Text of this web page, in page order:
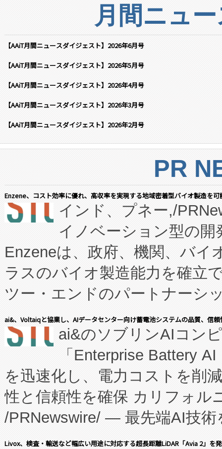
月間ニュ
【AAiT月間ニュースダイジェスト】2026年6月号
【AAiT月間ニュースダイジェスト】2026年5月号
【AAiT月間ニュースダイジェスト】2026年4月号
【AAiT月間ニュースダイジェスト】2026年3月号
【AAiT月間ニュースダイジェスト】2026年2月号
PR
Enzene、コスト効率に優れ、高収率を実現する地域密着型バイオ製造を
インド、プネー,/
イノベーション型の
Enzeneは、政府、機関、バイ
ラスのバイオ製造能力を確立
ツー・エンドのパートナーシ
表しました。 同社の実績ある
manufacturing™ (FCCM™) プ
たNeXは、バイオ医薬品製造
従来のフェッドバッチ施設の
に、患者やサプライチェーン
キー方式で拡張性が高く、持
す。FCCM‑を活用した現地生
ai&、Voltaiqと協業し、AIデータセンター向け蓄電池システムの品質、信
ai&のソブリンAIコン
「Enterprise Battery
を迅速化し、電力コストを削
性と信頼性を確保 カリフォル
/PRNewswire/ — 最先端AI技術
会社エーアイ・アンド：本社
Livox、検査・輸送など幅広い用途に対応する超長距離LiDAR「Avia 2」を